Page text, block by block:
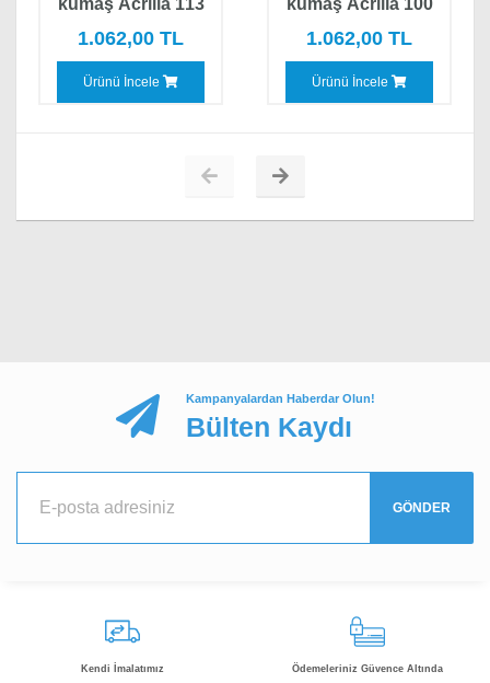
kumaş Acrilla 113
1.062,00 TL
Ürünü İncele
kumaş Acrilla 100
1.062,00 TL
Ürünü İncele
Kampanyalardan Haberdar Olun!
Bülten Kaydı
GÖNDER
Kendi İmalatımız Ödemeleriniz Güvence Altında